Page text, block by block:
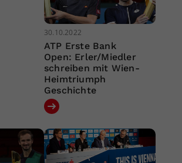
30.10.2022
ATP Erste Bank
Open: Erler/Miedler
schreiben mit Wien-
Heimtriumph
Geschichte